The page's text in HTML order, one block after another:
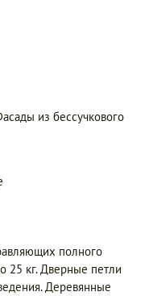
из бессучкового
полного
25 кг. Дверные петли
Деревянные